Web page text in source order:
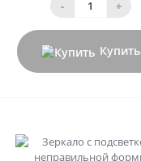
- +
Купить